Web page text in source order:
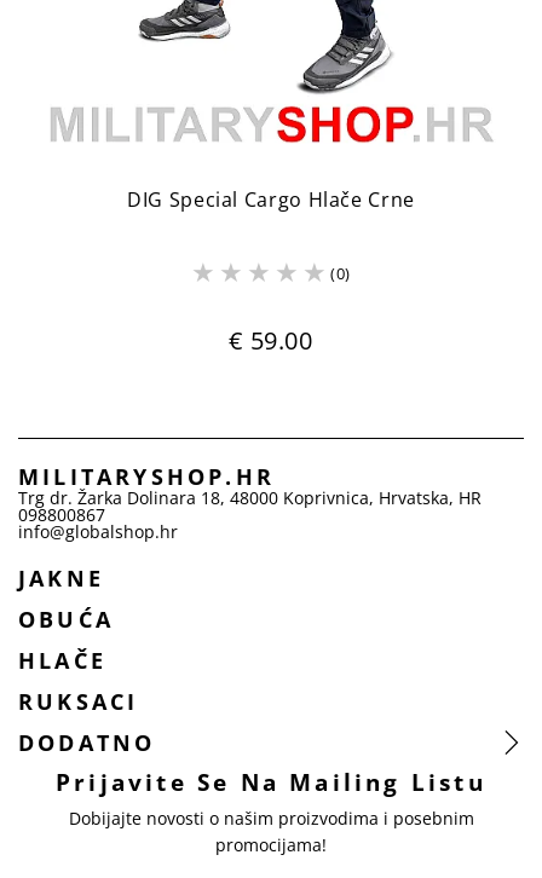
DIG Special Cargo Hlače Crne
(0)
€ 59.00
MILITARYSHOP.HR
Trg dr. Žarka Dolinara 18, 48000 Koprivnica, Hrvatska, HR
098800867
info@globalshop.hr
JAKNE
OBUĆA
HLAČE
RUKSACI
DODATNO
Prijavite Se Na Mailing Listu
Dobijajte novosti o našim proizvodima i posebnim
promocijama!